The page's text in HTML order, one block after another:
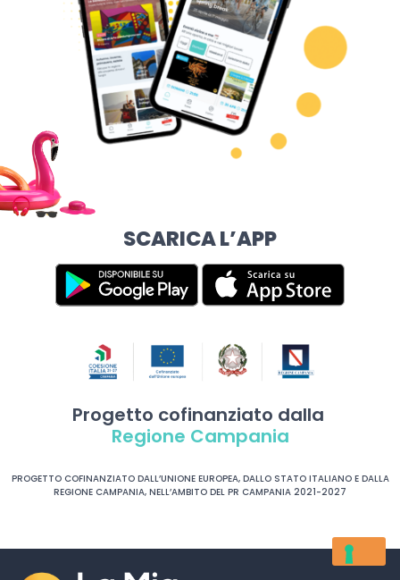
SCARICA L’APP
Progetto cofinanziato dalla
Regione Campania
PROGETTO COFINANZIATO DALL’UNIONE EUROPEA, DALLO STATO ITALIANO E DALLA
REGIONE CAMPANIA, NELL’AMBITO DEL PR CAMPANIA 2021-2027